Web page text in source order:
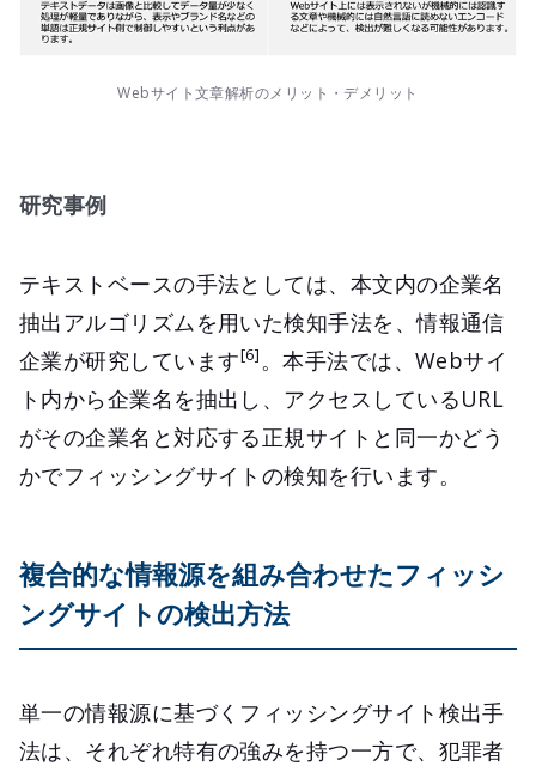
Webサイト文章解析のメリット・デメリット
研究事例
テキストベースの手法としては、本文内の企業名
抽出アルゴリズムを用いた検知手法を、情報通信
企業が研究しています[6] 。本手法では、Webサイ
ト内から企業名を抽出し、アクセスしているURL
がその企業名と対応する正規サイトと同一かどう
かでフィッシングサイトの検知を行います。
複合的な情報源を組み合わせたフィッシ
ングサイトの検出方法
単一の情報源に基づくフィッシングサイト検出手
法は、それぞれ特有の強みを持つ一方で、犯罪者